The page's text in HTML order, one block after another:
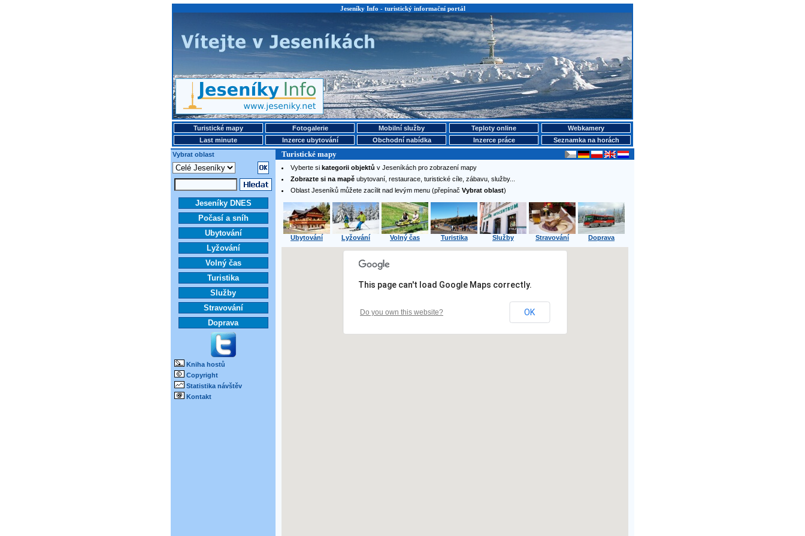
Jeseníky Info - turistický informační portál
Turistické mapy Fotogalerie Mobilní služby Teploty online
Webkamery
Last minute
Inzerce ubytování Obchodní nabídka Inzerce práce
Seznamka na horách
Vybrat oblast
Turistické mapy
Jeseníky DNES
Počasí a sníh
Ubytování
Lyžování
Volný čas
Turistika
Služby
Stravování
Doprava
Kniha hostů
Copyright
Statistika návštěv
Kontakt
Vyberte sikategorii objektů v Jeseníkách pro zobrazení mapy
Zobrazte si na mapě ubytovaní, restaurace, turistické cíle, zábavu, služby...
Oblast Jeseníků můžete zacílit nad levým menu (přepínačVybrat oblast)
Ubytování Lyžování Volný čas Turistika Služby Stravování Doprava
This page can't load Google Maps correctly.
Do you own this website? OK